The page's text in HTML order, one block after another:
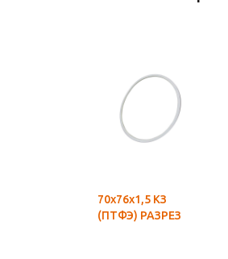
70х76х1,5 КЗ
(ПТФЭ) РАЗРЕЗ